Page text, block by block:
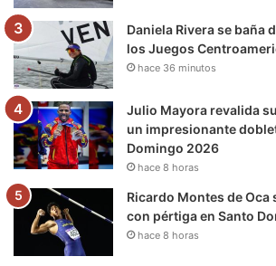
Daniela Rivera se baña
los Juegos
hace 36 minutos
Julio Mayora revalida
un impresionante
Domingo 2026
hace 8 horas
Ricardo Montes de Oca
con pértiga en Santo
hace 8 horas